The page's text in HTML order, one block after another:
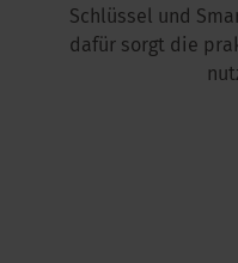
Schlüssel und
dafür sorgt die